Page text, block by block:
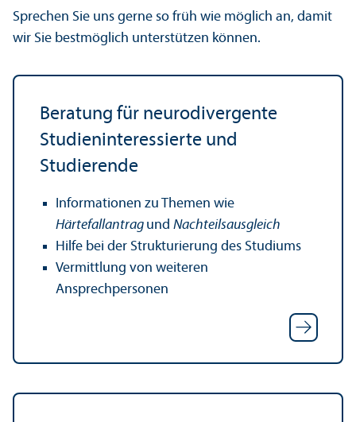
Sprechen Sie uns gerne so früh wie möglich an, damit
wir Sie bestmöglich unter­stützen können.
Beratung für neurodivergente
Studien­interessierte und
Studierende
Informationen zu Themen wie
Härtefallantrag und Nachteilsausgleich
Hilfe bei der Strukturierung des Studiums
Vermittlung von weiteren
Ansprechpersonen